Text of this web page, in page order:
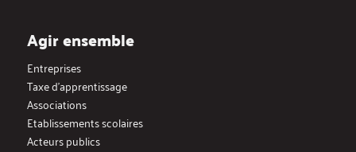
Agir ensemble
Entreprises
Taxe d’apprentissage
Associations
Etablissements scolaires
Acteurs publics